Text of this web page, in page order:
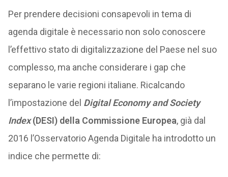
Per prendere decisioni consapevoli in tema di
agenda digitale è necessario non solo conoscere
l’effettivo stato di digitalizzazione del Paese nel suo
complesso, ma anche considerare i gap che
separano le varie regioni italiane. Ricalcando
l’impostazione del Digital Economy and Society
Index(DESI) della Commissione Europea, già dal
2016 l’Osservatorio Agenda Digitale ha introdotto un
indice che permette di: